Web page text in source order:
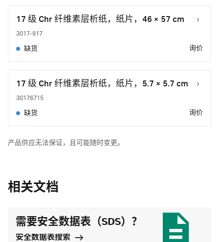
17 级 Chr 纤维素层析纸，纸片，46 × 57 cm
3017-917
缺货 询价
17 级 Chr 纤维素层析纸，纸片，5.7 × 5.7 cm
30176715
缺货 询价
产品供应无法保证，且可能随时变更。
相关文档
需要安全数据表（SDS）？
安全数据表搜索